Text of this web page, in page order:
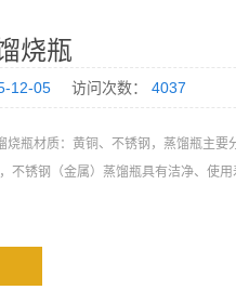
烧瓶
12-05 访问次数： 4037
烧瓶材质：黄铜、不锈钢，蒸馏瓶主要
不锈钢（金属）蒸馏瓶具有洁净、使